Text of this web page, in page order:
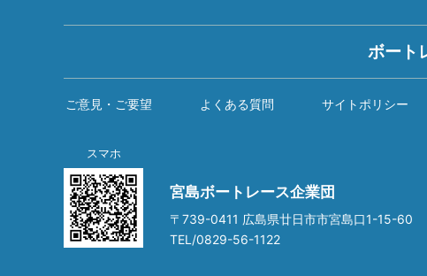
ボート
ご意見・ご要望 よくある質問 サイトポリシー
スマホ
宮島ボートレース企業団
〒739-0411 広島県廿日市市宮島口1-15-60
TEL/0829-56-1122